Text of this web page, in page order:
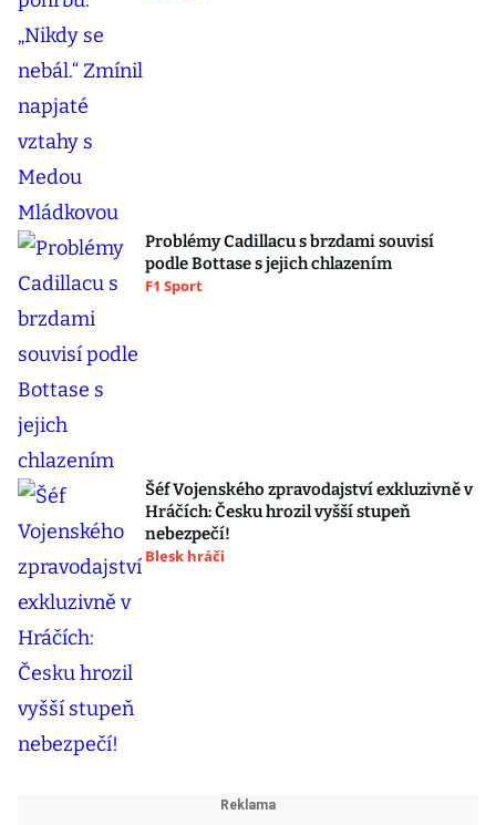
Problémy Cadillacu s brzdami souvisí
podle Bottase s jejich chlazením
F1 Sport
Šéf Vojenského zpravodajství exkluzivně v
Hráčích: Česku hrozil vyšší stupeň
nebezpečí!
Blesk hráči